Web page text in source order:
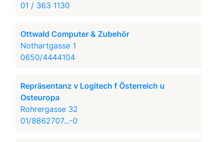
01 / 363 1130
Ottwald Computer & Zubehör
Nothartgasse 1
0650/4444104
Repräsentanz v Logitech f Österreich u
Osteuropa
Rohrergasse 32
01/8862707...-0